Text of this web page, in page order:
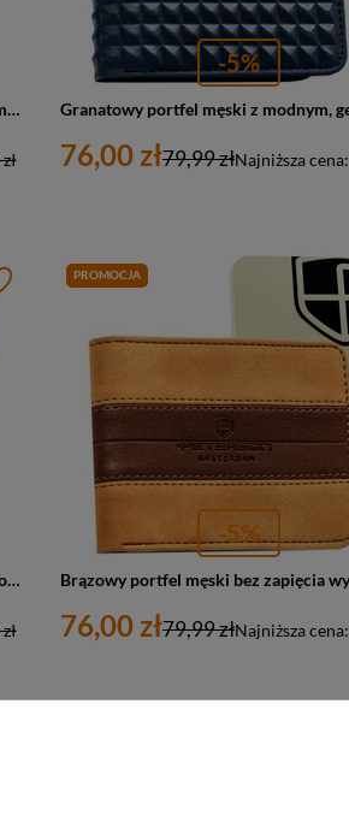
Portfel męski w czarnym kolorze z subtelnym, perforowanym zdobieniem - Peterson
-5%
76,00 zł Najniższa cena:
79,99 zł
Czarno-szary portfel męski w orientacji poziomej bez zapięcia zewnętrznego - Peterson
PROMOCJA
-5%
76,00 zł Najniższa cena:
79,99 zł